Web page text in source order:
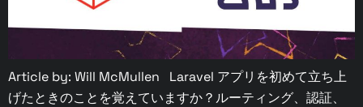
Article by: Will McMullen Laravel アプリを初めて立ち上
げたときのことを覚えていますか？ルーティング、認証、